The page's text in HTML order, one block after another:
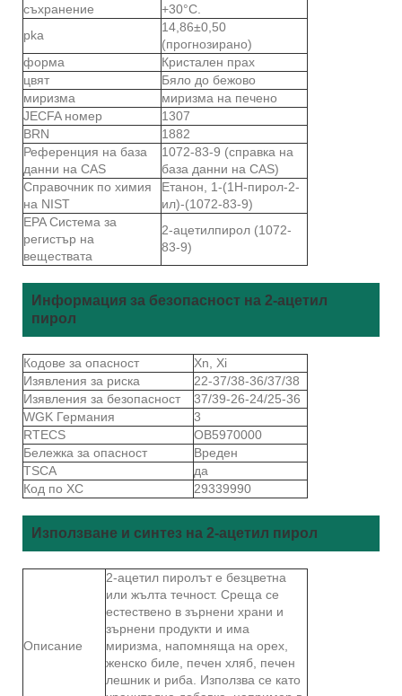
съхранение
+30°C.
pka
14,86±0,50
(прогнозирано)
форма
Кристален прах
цвят
Бяло до бежово
миризма
миризма на печено
JECFA номер
1307
BRN
1882
Референция на база
данни на CAS
1072-83-9 (справка на
база данни на CAS)
Справочник по химия
на NIST
Етанон, 1-(1Н-пирол-2-
ил)-(1072-83-9)
EPA Система за
регистър на
веществата
2-ацетилпирол (1072-
83-9)
Информация за безопасност на 2-ацетил
пирол
Кодове за опасност
Xn, Xi
Изявления за риска
22-37/38-36/37/38
Изявления за безопасност
37/39-26-24/25-36
WGK Германия
3
RTECS
OB5970000
Бележка за опасност
Вреден
TSCA
да
Код по ХС
29339990
Използване и синтез на 2-ацетил пирол
Описание
2-ацетил пиролът е безцветна
или жълта течност. Среща се
естествено в зърнени храни и
зърнени продукти и има
миризма, напомняща на орех,
женско биле, печен хляб, печен
лешник и риба. Използва се като